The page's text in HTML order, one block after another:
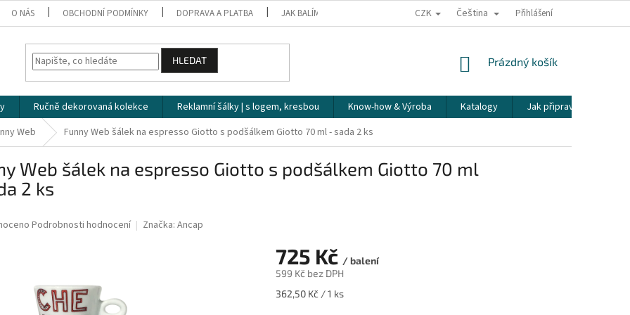
O NÁS OBCHODNÍ PODMÍNKY DOPRAVA A PLATBA JAK BALÍME NAŠE ZÁSILKY PŘEPRAVA KŘEHKÉHO ZBOŽÍ KORESPONDENČNÍ
CZK Čeština Přihlášení
HLEDAT
NÁKUPNÍ
Prázdný košík
Ručně dekorovaná kolekce Reklamní šálky | s logem, kresbou Know-how & Výroba Katalogy
Jak připravit espresso
Web Funny Web šálek na espresso Giotto s podšálkem Giotto 70 ml - sada 2 ks
Web šálek na espresso Giotto s podšálkem Giotto 70 ml
2 ks
Podrobnosti hodnocení Značka: Ancap
725 Kč / balení
599 Kč bez DPH
Měrná
362,50 Kč / 1 ks